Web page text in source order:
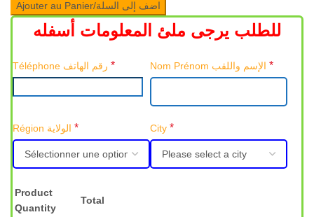
Ajouter au Panier/اضف إلى السلة
للطلب يرجى ملئ المعلومات أسفله
Téléphone رقم الهاتف* *
Région الولاية* City *
Product
Quantity
Total